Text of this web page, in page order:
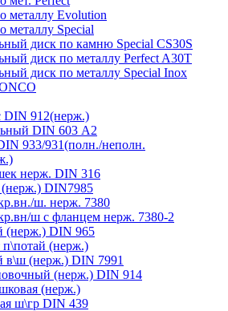
металлу Evolution
металлу Special
диск по камню Special CS30S
диск по металлу Perfect A30T
диск по металлу Special Inox
DIN 912(нерж.)
DIN 603 А2
933/931(полн./неполн.
нерж. DIN 316
DIN7985
ш. нерж. 7380
ш с фланцем нерж. 7380-2
(нерж.) DIN 965
(нерж.)
в\ш (нерж.) DIN 7991
(нерж.) DIN 914
(нерж.)
ш\гр DIN 439